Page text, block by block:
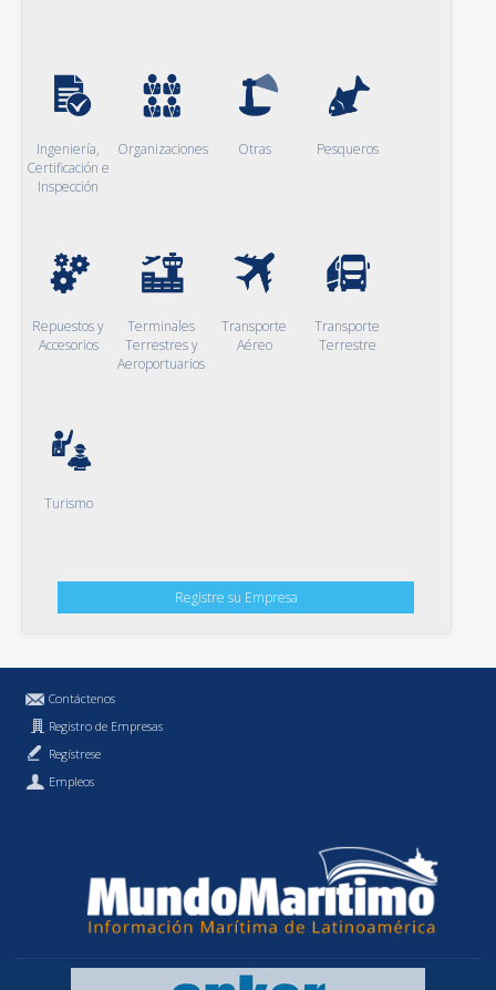
Ingeniería,
Certificación e
Inspección
Organizaciones Otras Pesqueros
Repuestos y
Accesorios
Terminales
Terrestres y
Aeroportuarios
Transporte
Aéreo
Transporte
Terrestre
Turismo
Registre su Empresa
Contáctenos
Registro de Empresas
Regístrese
Empleos
Política de Privacidad